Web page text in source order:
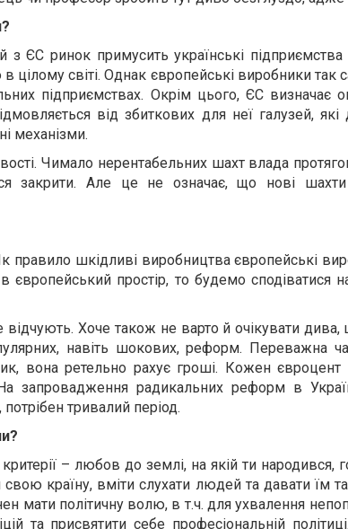
з ЄС ринок примусить українські
цілому світі. Однак європейські виробники
підприємствах. Окрім цього, ЄС визначає
від збиткових для неї галузей,
механізми.
Чимало нерентабельних шахт влада
закрити. Але це не означає, що нові
правило шкідливі виробництва європейські
європейський простір, то будемо
відчують. Хоче також не варто й очікувати
навіть шокових, реформ. Переважна
вона ретельно рахує гроші. Кожен євроцент
запровадження радикальних реформ в
тривалий період.
– любов до землі, на якій ти народився,
країну, вміти слухати людей та давати їм
мати політичну волю, в т.ч. для ухвалення
та присвятити себе професіональній